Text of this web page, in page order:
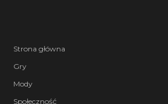
Strona główna
Gry
Mody
Społeczność